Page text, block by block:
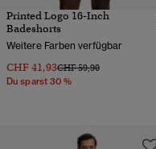
Printed Logo 16-Inch
Badeshorts
Weitere Farben verfügbar
CHF 41,93Preis wurde reduziert von
CHF 59,90bis
Du sparst 30 %